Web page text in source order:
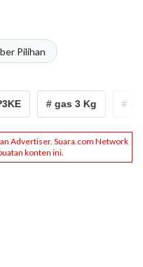
Pilihan
# gas 3 Kg # ktp